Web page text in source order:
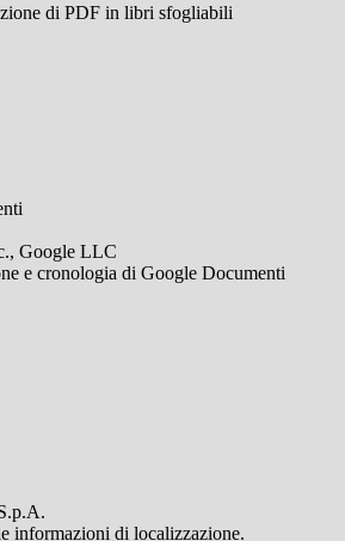
di PDF in libri sfogliabili
Google LLC
e cronologia di Google Documenti
informazioni di localizzazione.